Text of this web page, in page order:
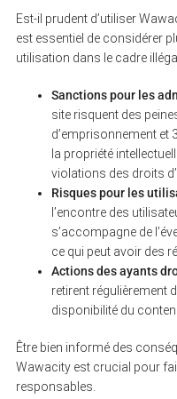
Est-il prudent d’utiliser
est essentiel de considérer
utilisation dans le cadre
Sanctions pour les
site risquent des
d’emprisonnement et
la propriété
violations des droits
Risques pour les
l’encontre des
s’accompagne de
ce qui peut avoir des
Actions des ayants
retirent régulièrement
disponibilité du
Être bien informé des
Wawacity est crucial pour
responsables.
S
r
c
f
o
r